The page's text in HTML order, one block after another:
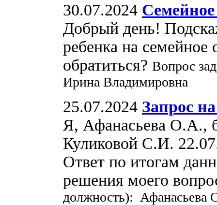
30.07.2024 Семейное
Добрый день!
ребенка на семейное
обратиться? Вопрос
Ирина Владимировна
25.07.2024 Запрос
Я, Афанасьева О.А.,
Куликовой С.И.
Ответ по итогам
решения моего
должность): Афанасьева